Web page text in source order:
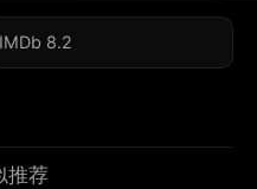
IMDb 8.2
推荐